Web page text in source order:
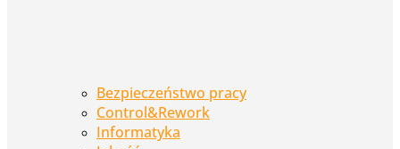
Bezpieczeństwo pracy
Control&Rework
Informatyka